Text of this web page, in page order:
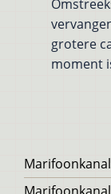
grotere
moment
Voet